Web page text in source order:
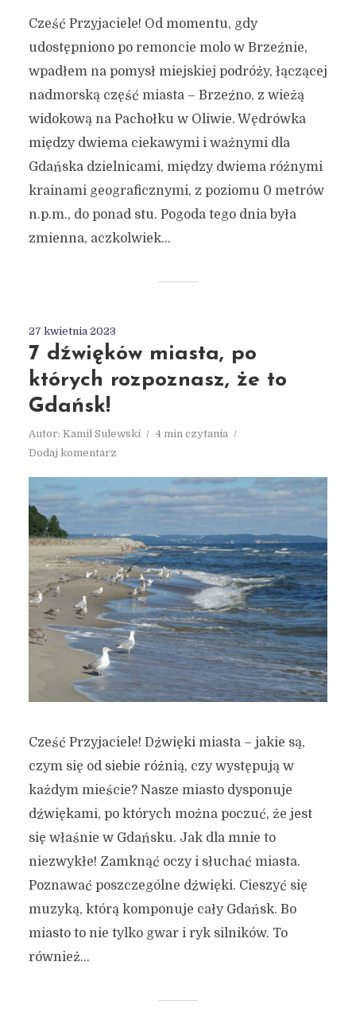
Cześć Przyjaciele! Od momentu, gdy
udostępniono po remoncie molo w Brzeźnie,
wpadłem na pomysł miejskiej podróży, łączącej
nadmorską część miasta – Brzeźno, z wieżą
widokową na Pachołku w Oliwie. Wędrówka
między dwiema ciekawymi i ważnymi dla
Gdańska dzielnicami, między dwiema różnymi
krainami geograficznymi, z poziomu 0 metrów
n.p.m., do ponad stu. Pogoda tego dnia była
zmienna, aczkolwiek...
27 kwietnia 2023
7 dźwięków miasta, po
których rozpoznasz, że to
Gdańsk!
Autor: Kamil Sulewski
4 min czytania
Dodaj komentarz
Cześć Przyjaciele! Dźwięki miasta – jakie są,
czym się od siebie różnią, czy występują w
każdym mieście? Nasze miasto dysponuje
dźwiękami, po których można poczuć, że jest
się właśnie w Gdańsku. Jak dla mnie to
niezwykłe! Zamknąć oczy i słuchać miasta.
Poznawać poszczególne dźwięki. Cieszyć się
muzyką, którą komponuje cały Gdańsk. Bo
miasto to nie tylko gwar i ryk silników. To
również...